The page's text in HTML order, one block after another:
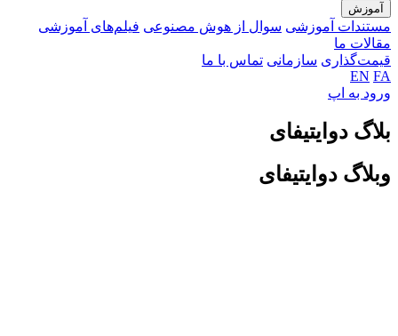
آموزشی سوال از هوش مصنوعی فیلم‌های آموزشی
سازمانی تماس با ما
اپ